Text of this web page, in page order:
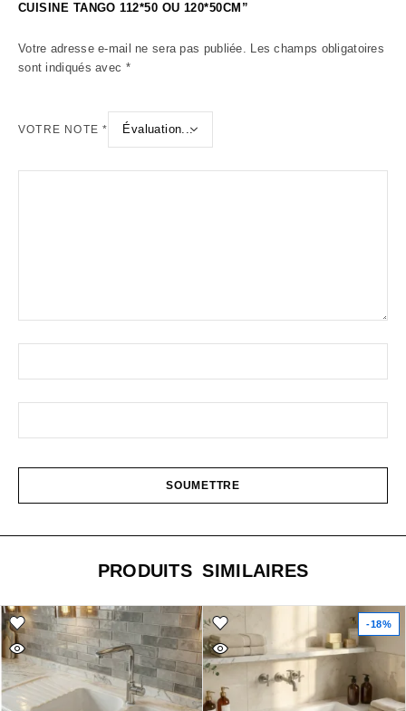
CUISINE TANGO 112*50 OU 120*50CM”
Votre adresse e-mail ne sera pas publiée. Les champs obligatoires
sont indiqués avec *
VOTRE NOTE*
PRODUITS SIMILAIRES
-18%